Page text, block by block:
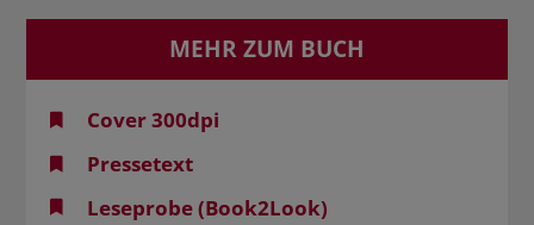
MEHR ZUM BUCH
Cover 300dpi
Pressetext
Leseprobe (Book2Look)